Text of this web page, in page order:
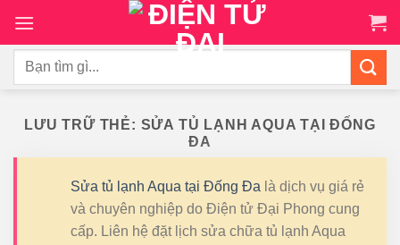
đến
nộiTìm
LƯU TRỮ THẺ: SỬA TỦ LẠNH AQUA TẠI ĐỐNG
ĐA
Sửa tủ lạnh Aqua tại Đống Đa là dịch vụ giá rẻ
và chuyên nghiệp do Điện tử Đại Phong cung
cấp. Liên hệ đặt lịch sửa chữa tủ lạnh Aqua